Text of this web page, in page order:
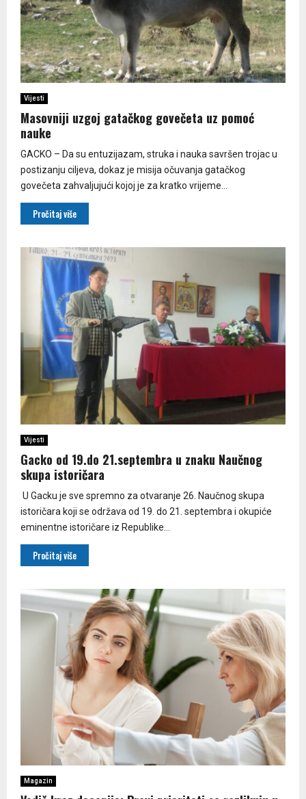
Vijesti
Masovniji uzgoj gatačkog govečeta uz pomoć
nauke
GACKO – Da su entuzijazam, struka i nauka savršen trojac u
postizanju ciljeva, dokaz je misija očuvanja gatačkog
govečeta zahvaljujući kojoj je za kratko vrijeme...
Pročitaj više
Vijesti
Gacko od 19.do 21.septembra u znaku Naučnog
skupa istoričara
U Gacku je sve spremno za otvaranje 26. Naučnog skupa
istoričara koji se održava od 19. do 21. septembra i okupiće
eminentne istoričare iz Republike...
Pročitaj više
Magazin